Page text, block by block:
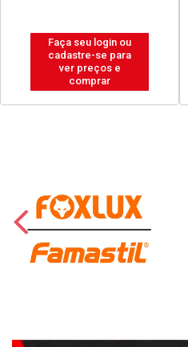
Faça seu login ou
cadastre-se para
ver preços e
comprar